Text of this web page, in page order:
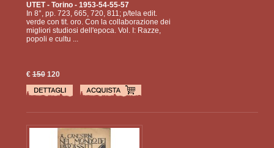
UTET- Torino - 1953-54-55-57
In 8°, pp. 723, 665, 720, 811; p/tela edit.
verde con tit. oro. Con la collaborazione dei
migliori studiosi dell'epoca. Vol. I: Razze,
popoli e cultu ...
€150120